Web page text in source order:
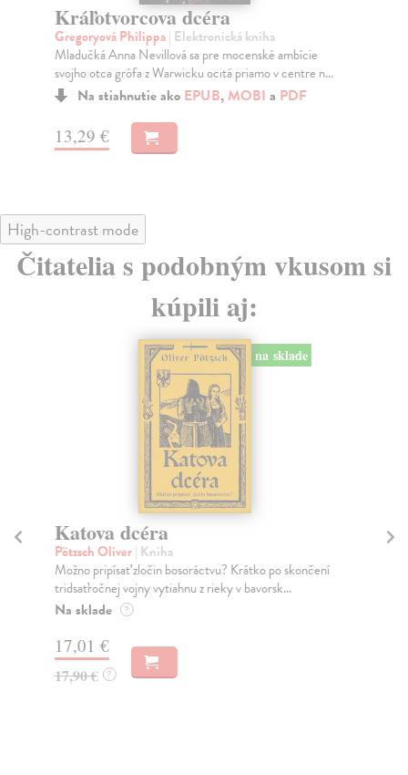
Kráľotvorcova dcéra
Gregoryová Philippa| Elektronická kniha
Mladučká Anna Nevillová sa pre mocenské ambície
svojho otca grófa z Warwicku ocitá priamo v centre n...
Na stiahnutie ako EPUB,MOBI a PDF
13,29 €
High-contrast mode
Čitatelia s podobným vkusom si
kúpili aj:
na sklade
Katova dcéra
Pötzsch Oliver| Kniha
Možno pripísať zločin bosoráctvu? Krátko po skončení
tridsaťročnej vojny vytiahnu z rieky v bavorsk...
Na sklade ?
17,01 €
17,90 € ?